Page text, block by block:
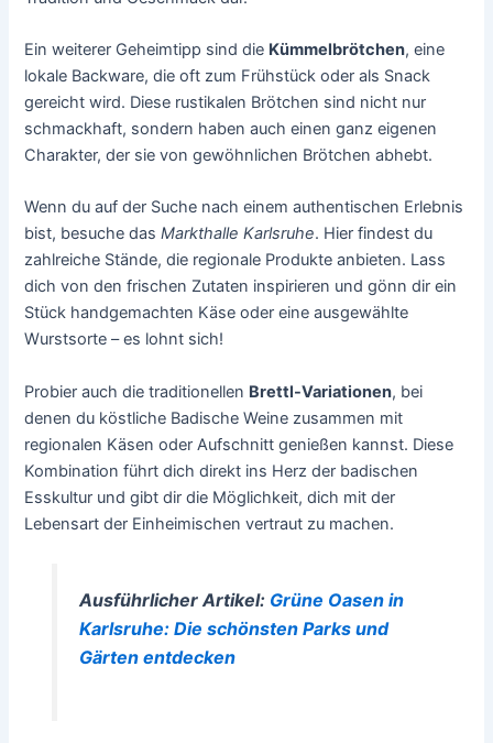
Ein weiterer Geheimtipp sind die Kümmelbrötchen, eine
lokale Backware, die oft zum Frühstück oder als Snack
gereicht wird. Diese rustikalen Brötchen sind nicht nur
schmackhaft, sondern haben auch einen ganz eigenen
Charakter, der sie von gewöhnlichen Brötchen abhebt.
Wenn du auf der Suche nach einem authentischen Erlebnis
bist, besuche dasMarkthalle Karlsruhe. Hier findest du
zahlreiche Stände, die regionale Produkte anbieten. Lass
dich von den frischen Zutaten inspirieren und gönn dir ein
Stück handgemachten Käse oder eine ausgewählte
Wurstsorte – es lohnt sich!
Probier auch die traditionellen Brettl-Variationen, bei
denen du köstliche Badische Weine zusammen mit
regionalen Käsen oder Aufschnitt genießen kannst. Diese
Kombination führt dich direkt ins Herz der badischen
Esskultur und gibt dir die Möglichkeit, dich mit der
Lebensart der Einheimischen vertraut zu machen.
Ausführlicher Artikel: Grüne Oasen in
Karlsruhe: Die schönsten Parks und
Gärten entdecken